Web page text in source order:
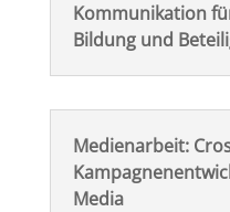
Kommunikation
Bildung und
Medienarbeit:
Media